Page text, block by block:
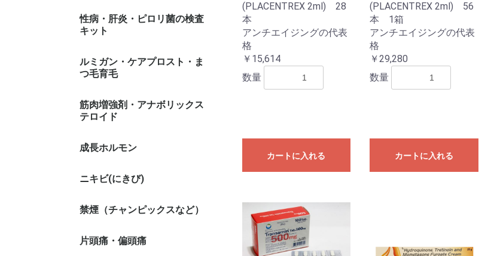
性病・肝炎・ピロリ菌の検査
キット
ルミガン・ケアプロスト・ま
つ毛育毛
筋肉増強剤・アナボリックス
テロイド
成長ホルモン
ニキビ(にきび)
禁煙（チャンピックスなど）
片頭痛・偏頭痛
(PLACENTREX 2ml) 28
本
アンチエイジングの代表
格
￥15,614
数量
カートに入れる
(PLACENTREX 2ml) 56
本 1箱
アンチエイジングの代表
格
￥29,280
数量
カートに入れる